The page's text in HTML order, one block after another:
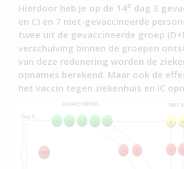
Hierdoor heb je op de 14e dag 3
en C) en 7 niet-gevaccineerde
twee uit de gevaccineerde groep
verschuiving binnen de groepen
van deze redenering worden de
opnames berekend. Maar ook de
het vaccin tegen ziekenhuis en IC